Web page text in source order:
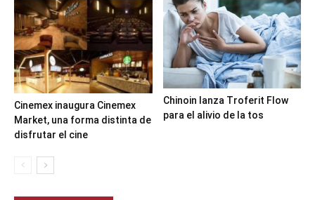
Cinemex inaugura Cinemex
Market, una forma distinta de
disfrutar el cine
Chinoin lanza Troferit Flow
para el alivio de la tos